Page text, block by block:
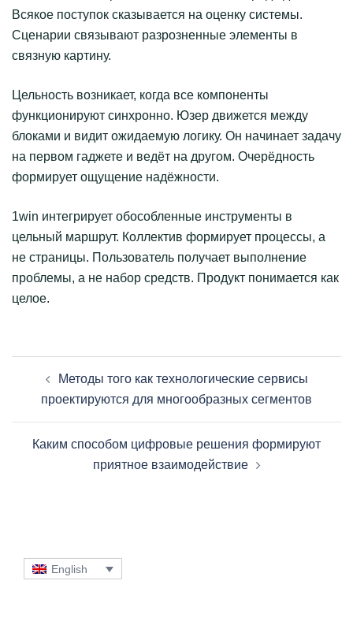
Всякое поступок сказывается на оценку системы.
Сценарии связывают разрозненные элементы в
связную картину.
Цельность возникает, когда все компоненты
функционируют синхронно. Юзер движется между
блоками и видит ожидаемую логику. Он начинает задачу
на первом гаджете и ведёт на другом. Очерёдность
формирует ощущение надёжности.
1win интегрирует обособленные инструменты в
цельный маршрут. Коллектив формирует процессы, а
не страницы. Пользователь получает выполнение
проблемы, а не набор средств. Продукт понимается как
целое.
navigation
Методы того как технологические сервисы
проектируются для многообразных сегментов
Каким способом цифровые решения формируют
приятное взаимодействие
English